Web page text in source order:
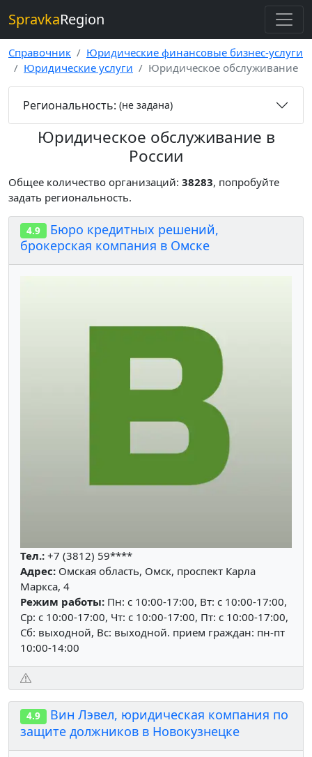
SpravkaRegion
Справочник
Юридические финансовые бизнес-услуги
Юридические услуги
Юридическое обслуживание
Региональность: (не задана)
Юридическое обслуживание в
России
Общее количество организаций: 38283, попробуйте
задать региональность.
4.9
Бюро кредитных решений,
брокерская компания в Омске
Тел.: +7 (3812) 59****
Адрес: Омская область, Омск, проспект Карла
Маркса, 4
Режим работы: Пн: c 10:00-17:00, Вт: c 10:00-17:00,
Ср: c 10:00-17:00, Чт: c 10:00-17:00, Пт: c 10:00-17:00,
Сб: выходной, Вс: выходной. прием граждан: пн-пт
10:00-14:00
4.9
Вин Лэвел, юридическая компания по
защите должников в Новокузнецке